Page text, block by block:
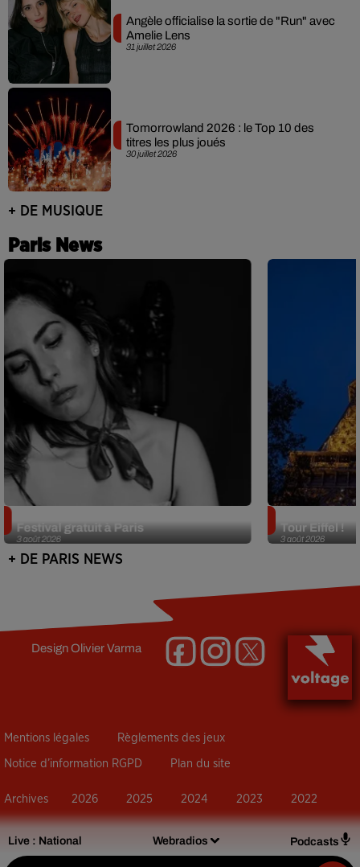
Live : National Webradios Podcasts
31 juillet 2026
Angèle officialise la sortie de "Run" avec
Amelie Lens
30 juillet 2026
Tomorrowland 2026 : le Top 10 des
titres les plus joués
+ DE MUSIQUE
Paris News
3 août 2026
Festival gratuit à Paris
3 août 2026
Tour Eiffel !
+ DE PARIS NEWS
DesignOlivier Varma
Mentions légales Règlements des jeux
Notice d’information RGPD Plan du site
Archives 2026 2025 2024 2023 2022